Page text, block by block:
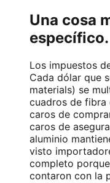
Una cosa
específico.
Los impuestos
Cada dólar que
materials) se
cuadros de fibra
caros de
caros de
aluminio
visto
completo
contaron con la